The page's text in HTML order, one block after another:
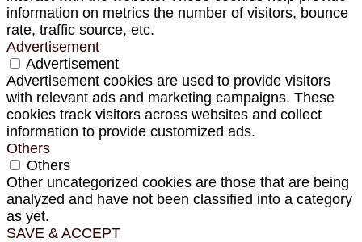
information on metrics the number of visitors, bounce
rate, traffic source, etc.
Advertisement
Advertisement
Advertisement cookies are used to provide visitors
with relevant ads and marketing campaigns. These
cookies track visitors across websites and collect
information to provide customized ads.
Others
Others
Other uncategorized cookies are those that are being
analyzed and have not been classified into a category
as yet.
SAVE & ACCEPT